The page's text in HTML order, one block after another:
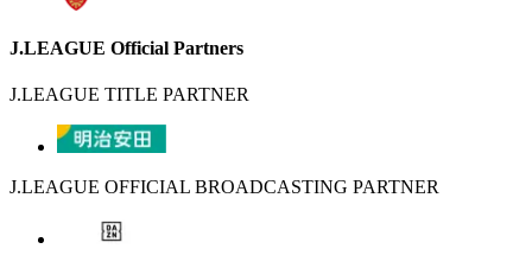
J.LEAGUE Official Partners
J.LEAGUE TITLE PARTNER
J.LEAGUE OFFICIAL BROADCASTING PARTNER